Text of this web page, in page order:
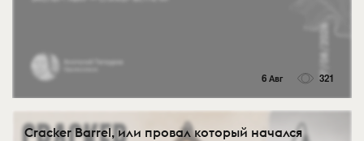
6 Авг 321
Cracker Barrel, или провал который начался